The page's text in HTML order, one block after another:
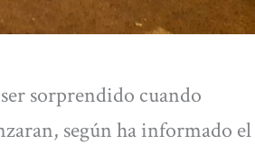
sorprendido cuando
según ha informado el